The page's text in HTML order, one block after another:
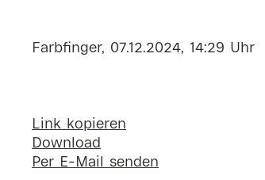
Farbfinger, 07.12.2024, 14:29 Uhr
Link kopieren
Download
Per E-Mail senden